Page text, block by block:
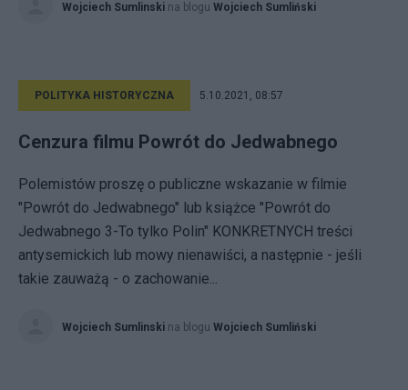
Wojciech Sumlinski na blogu Wojciech Sumliński
POLITYKA HISTORYCZNA 5.10.2021, 08:57
Cenzura filmu Powrót do Jedwabnego
Polemistów proszę o publiczne wskazanie w filmie
"Powrót do Jedwabnego" lub książce "Powrót do
Jedwabnego 3-To tylko Polin" KONKRETNYCH treści
antysemickich lub mowy nienawiści, a następnie - jeśli
takie zauważą - o zachowanie...
Wojciech Sumlinski na blogu Wojciech Sumliński